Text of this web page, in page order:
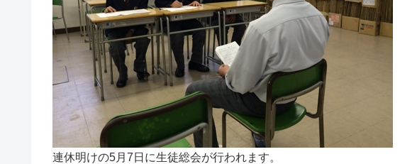
連休明けの5月7日に生徒総会が行われます。